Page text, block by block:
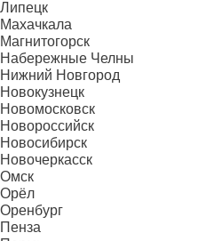
Липецк
Махачкала
Магнитогорск
Набережные Челны
Нижний Новгород
Новокузнецк
Новомосковск
Новороссийск
Новосибирск
Новочеркасск
Омск
Орёл
Оренбург
Пенза